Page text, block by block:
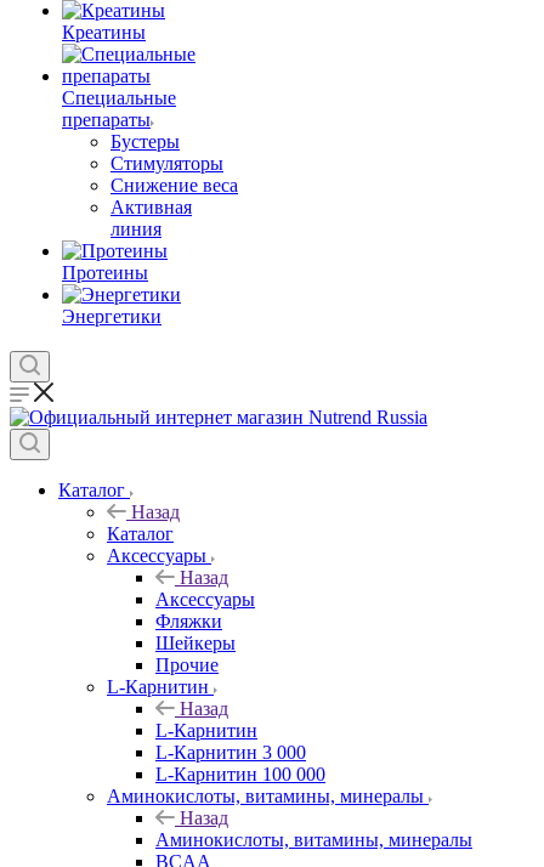
Креатины
Специальные
препараты
Бустеры
Стимуляторы
Снижение веса
Активная
линия
Протеины
Энергетики
Каталог
Назад
Каталог
Аксессуары
Назад
Аксессуары
Фляжки
Шейкеры
Прочие
L-Карнитин
Назад
L-Карнитин
L-Карнитин 3 000
L-Карнитин 100 000
Аминокислоты, витамины, минералы
Назад
Аминокислоты, витамины, минералы
BCAA